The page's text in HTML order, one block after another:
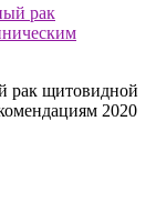
рак щитовидной
2020